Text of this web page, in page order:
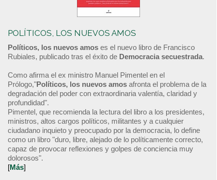
POLÍTICOS, LOS NUEVOS AMOS
Políticos, los nuevos amos es el nuevo libro de Francisco
Rubiales, publicado tras el éxito de Democracia secuestrada.
Como afirma el ex ministro Manuel Pimentel en el
Prólogo,"Políticos, los nuevos amos afronta el problema de la
degradación del poder con extraordinaria valentía, claridad y
profundidad".
Pimentel, que recomienda la lectura del libro a los presidentes,
ministros, altos cargos políticos, militantes y a cualquier
ciudadano inquieto y preocupado por la democracia, lo define
como un libro "duro, libre, alejado de lo políticamente correcto,
capaz de provocar reflexiones y golpes de conciencia muy
dolorosos".
[Más]